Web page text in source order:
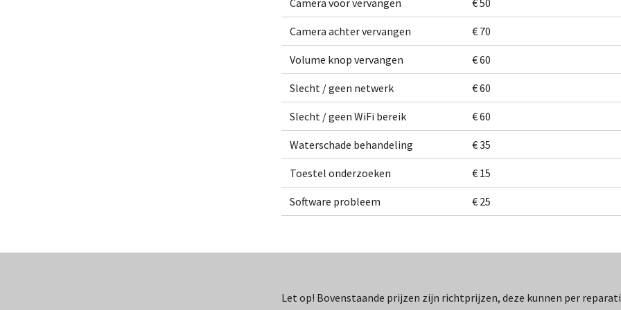
Camera voor vervangen € 50
Camera achter vervangen € 70
Volume knop vervangen € 60
Slecht / geen netwerk € 60
Slecht / geen WiFi bereik € 60
Waterschade behandeling € 35
Toestel onderzoeken € 15
Software probleem € 25
Let op! Bovenstaande prijzen zijn richtprijzen, deze kunnen per